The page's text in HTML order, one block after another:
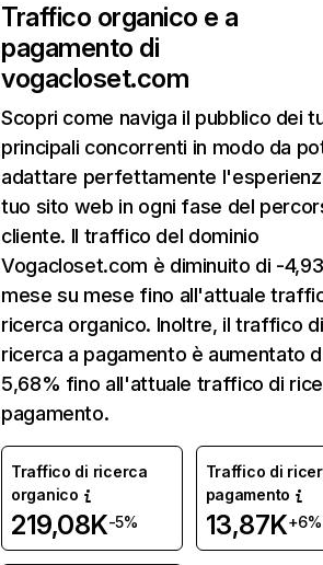
Traffico organico e a
pagamento di
vogacloset.com
Scopri come naviga il pubblico dei
principali concorrenti in modo da
adattare perfettamente
tuo sito web in ogni fase del
cliente. Il traffico del dominio
Vogacloset.com è diminuito di -
mese su mese fino all'attuale
ricerca organico. Inoltre, il traffico di
ricerca a pagamento è aumentato
5,68% fino all'attuale traffico di
pagamento.
Traffico di ricerca
organico
219,08K-5%
Traffico di
pagamento
13,87K+6%